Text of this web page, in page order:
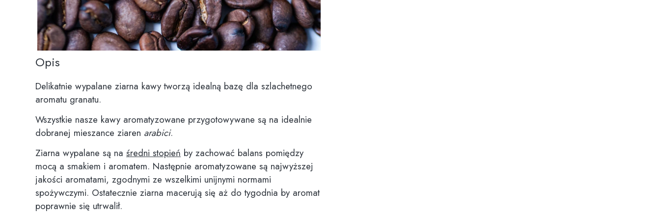
Opis
Delikatnie wypalane ziarna kawy tworzą idealną bazę dla szlachetnego
aromatu granatu.
Wszystkie nasze kawy aromatyzowane przygotowywane są na idealnie
dobranej mieszance ziaren arabici.
Ziarna wypalane są na średni stopień by zachować balans pomiędzy
mocą a smakiem i aromatem. Następnie aromatyzowane są najwyższej
jakości aromatami, zgodnymi ze wszelkimi unijnymi normami
spożywczymi. Ostatecznie ziarna macerują się aż do tygodnia by aromat
poprawnie się utrwalił.